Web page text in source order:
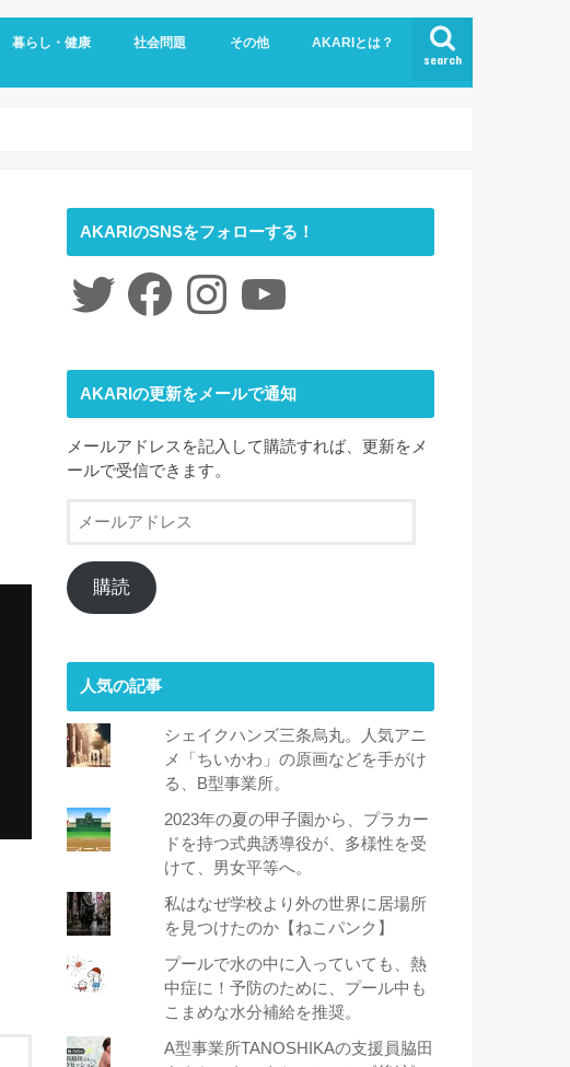
search
暮らし・健康
予防
女性特有の悩み
睡眠
社会問題
社会福祉
LGBTQ
コロナ
ジェンダー
ニュース
介護
時事ネタ
災害
社会学
その他
アート
ファッション
夢
心理学
書評
AKARIとは？
お問い合わせ
サイトマップ
会社概要
AKARIのSNSをフォローする！
Twitter FacebookInstagramYouTube
AKARIの更新をメールで通知
メールアドレスを記入して購読すれば、更新をメ
ールで受信できます。
ー
ア
ド
購読
人気の記事
シェイクハンズ三条烏丸。人気アニ
メ「ちいかわ」の原画などを手がけ
る、B型事業所。
2023年の夏の甲子園から、プラカー
ドを持つ式典誘導役が、多様性を受
けて、男女平等へ。
私はなぜ学校より外の世界に居場所
を見つけたのか【ねこパンク】
プールで水の中に入っていても、熱
中症に！予防のために、プール中も
こまめな水分補給を推奨。
A型事業所TANOSHIKAの支援員脇田